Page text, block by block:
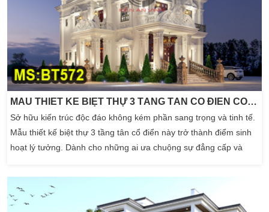
MẪU THIẾT KẾ BIỆT THỰ 3 TẦNG TÂN CỔ ĐIỂN CÓ SÂN VƯỜN 10X18M
Sở hữu kiến trúc độc đáo không kém phần sang trọng và tinh tế.
Mẫu thiết kế biệt thự 3 tầng tân cổ điển này trở thành điểm sinh
hoạt lý tưởng. Dành cho những ai ưa chuộng sự đẳng cấp và
không gian xanh mát qua hệ sân vườn được bố trí bao bọc xung
quanh ngôi nhà. Để tạo nên sự kết […]